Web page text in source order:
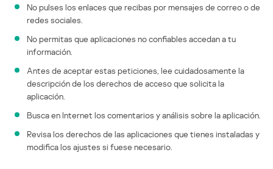
No pulses los enlaces que recibas por mensajes de correo o de
redes sociales.
No permitas que aplicaciones no confiables accedan a tu
información.
Antes de aceptar estas peticiones, lee cuidadosamente la
descripción de los derechos de acceso que solicita la
aplicación.
Busca en Internet los comentarios y análisis sobre la aplicación.
Revisa los derechos de las aplicaciones que tienes instaladas y
modifica los ajustes si fuese necesario.